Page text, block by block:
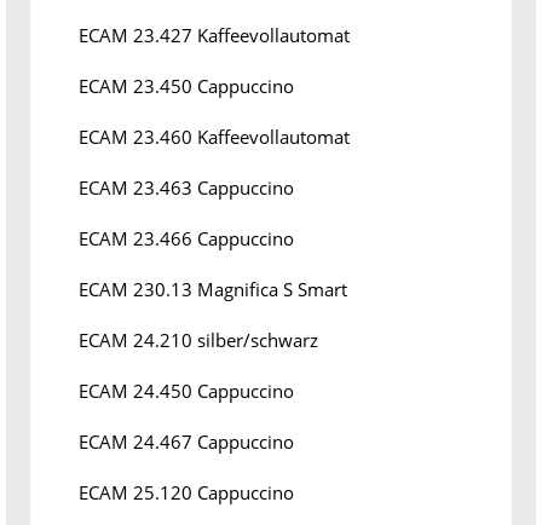
ECAM 23.427 Kaffeevollautomat
ECAM 23.450 Cappuccino
ECAM 23.460 Kaffeevollautomat
ECAM 23.463 Cappuccino
ECAM 23.466 Cappuccino
ECAM 230.13 Magnifica S Smart
ECAM 24.210 silber/schwarz
ECAM 24.450 Cappuccino
ECAM 24.467 Cappuccino
ECAM 25.120 Cappuccino